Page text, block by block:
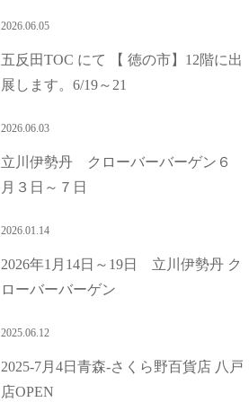
2026.06.05
五反田TOC にて 【 徳の市】12階に出
展します。6/19～21
2026.06.03
立川伊勢丹 クローバーバーゲン６
月３日～７日
2026.01.14
2026年1月14日～19日 立川伊勢丹 ク
ローバーバーゲン
2025.06.12
2025-7月4日青森-さくら野百貨店 八戸
店OPEN